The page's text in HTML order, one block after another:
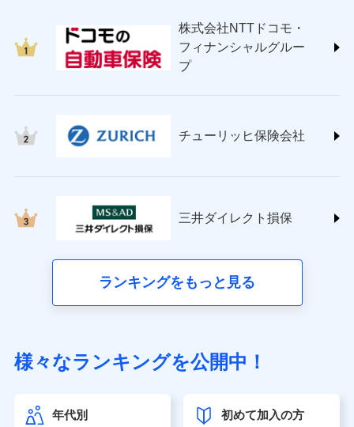
ＳＯＭＰＯダイレクト損害保険株式会社
(https://www.sompo-direct.co.jp/)
チューリッヒ保険会社 (https://www.zurich.co.jp/)
(https://www.nisshinfire.co.jp/)
(https://www.petfamilyins.co.jp/)
ins.com/)
三井ダイレクト損害保険株式会社
（https://www.sonylife.co.jp）
第一ネオ生命保険株式会社（https://neofirst.co.jp/）
株式会社NTTドコモ・
フィナンシャルグルー
プ
チューリッヒ保険会社
三井ダイレクト損保
ランキングをもっと見る
様々なランキングを公開中！
年代別 初めて加入の方